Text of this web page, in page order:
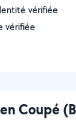
vérifiée
vérifiée
Coupé